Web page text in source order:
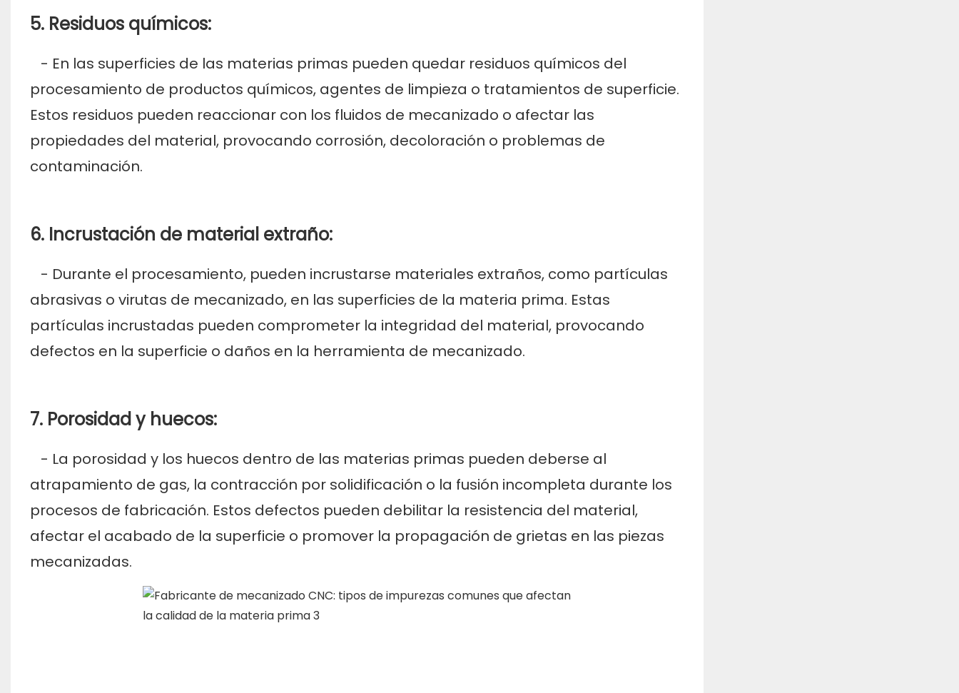
5. Residuos químicos:
- En las superficies de las materias primas pueden quedar residuos químicos del
procesamiento de productos químicos, agentes de limpieza o tratamientos de superficie.
Estos residuos pueden reaccionar con los fluidos de mecanizado o afectar las
propiedades del material, provocando corrosión, decoloración o problemas de
contaminación.
6. Incrustación de material extraño:
- Durante el procesamiento, pueden incrustarse materiales extraños, como partículas
abrasivas o virutas de mecanizado, en las superficies de la materia prima. Estas
partículas incrustadas pueden comprometer la integridad del material, provocando
defectos en la superficie o daños en la herramienta de mecanizado.
7. Porosidad y huecos:
- La porosidad y los huecos dentro de las materias primas pueden deberse al
atrapamiento de gas, la contracción por solidificación o la fusión incompleta durante los
procesos de fabricación. Estos defectos pueden debilitar la resistencia del material,
afectar el acabado de la superficie o promover la propagación de grietas en las piezas
mecanizadas.